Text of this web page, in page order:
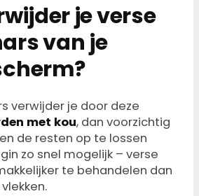
je verse
van je
verwijder je door deze
met kou, dan voorzichtig
de resten op te lossen
zo snel mogelijk – verse
te behandelen dan